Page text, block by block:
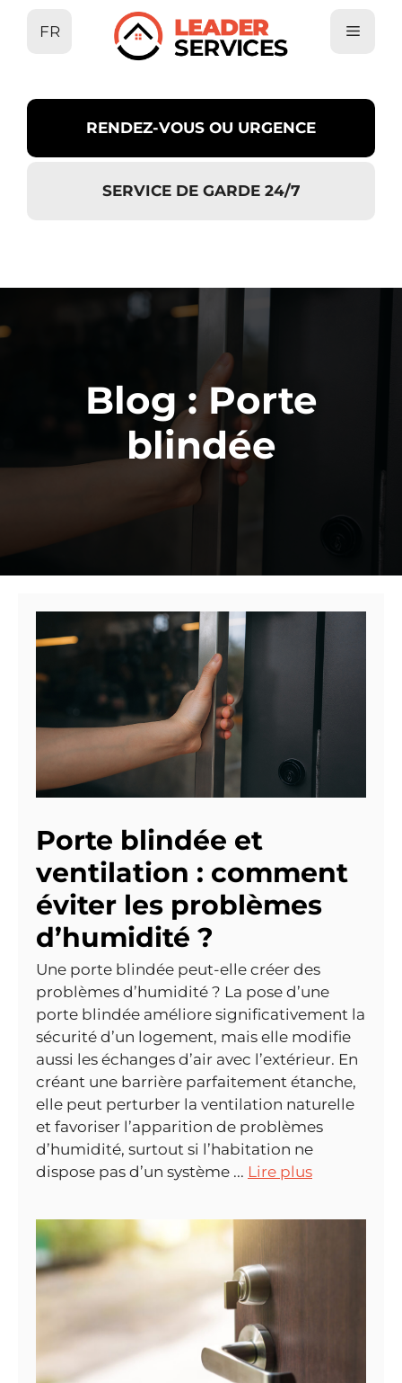
FR
RENDEZ-VOUS OU URGENCE
SERVICE DE GARDE 24/7
Blog : Porte
blindée
Porte blindée et
ventilation : comment
éviter les problèmes
d’humidité ?
Une porte blindée peut-elle créer des
problèmes d’humidité ? La pose d’une
porte blindée améliore significativement la
sécurité d’un logement, mais elle modifie
aussi les échanges d’air avec l’extérieur. En
créant une barrière parfaitement étanche,
elle peut perturber la ventilation naturelle
et favoriser l’apparition de problèmes
d’humidité, surtout si l’habitation ne
dispose pas d’un système ... Lire plus